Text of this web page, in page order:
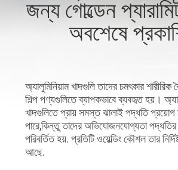
সমাধান
জন্য গোল্ডেন
অবশেষে
অ্যালুমিনিয়াম খাদগুলি তাদের চমৎকার শারীরিক
শিল্প পণ্যগুলিতে ব্যাপকভাবে ব্যবহৃত হয়।
খাদগুলিতে প্রায় সমস্ত ঝালাই পদ্ধতি প্রয়োগ
পারে,কিন্তু তাদের অভিযোজনযোগ্যতা পদ্ধতির
পরিবর্তিত হয়. প্রতিটি ওয়েল্ডিং কৌশল তার
আছে.